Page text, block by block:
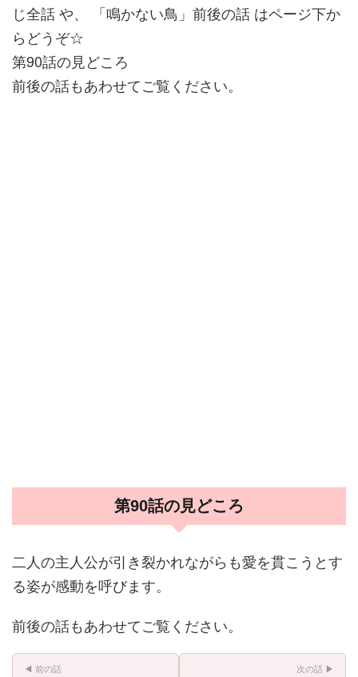
じ全話 や、 「鳴かない鳥」前後の話 はページ下か
らどうぞ☆
第90話の見どころ
前後の話もあわせてご覧ください。
第90話の見どころ
二人の主人公が引き裂かれながらも愛を貫こうとす
る姿が感動を呼びます。
前後の話もあわせてご覧ください。
◀ 前の話 次の話 ▶